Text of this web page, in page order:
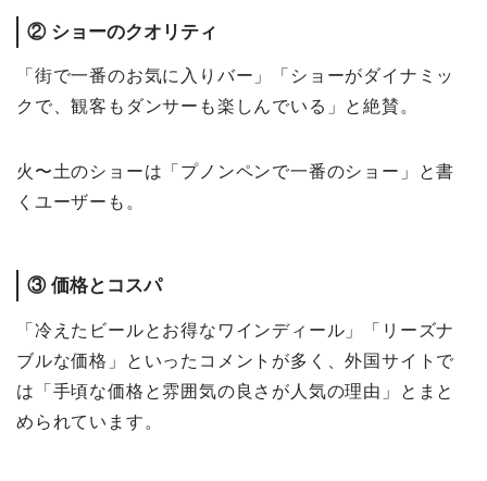
② ショーのクオリティ
「街で一番のお気に入りバー」「ショーがダイナミッ
クで、観客もダンサーも楽しんでいる」と絶賛。
火〜土のショーは「プノンペンで一番のショー」と書
くユーザーも。
③ 価格とコスパ
「冷えたビールとお得なワインディール」「リーズナ
ブルな価格」といったコメントが多く、外国サイトで
は「手頃な価格と雰囲気の良さが人気の理由」とまと
められています。